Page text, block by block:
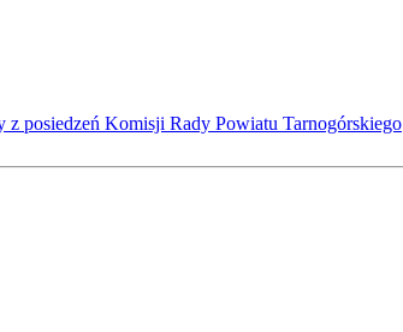
z posiedzeń Komisji Rady Powiatu Tarnogórskiego